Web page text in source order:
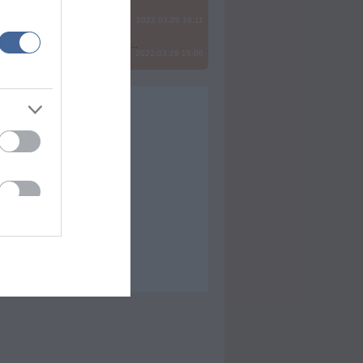
2022.03.29 16:11
Ide minden baromságot...
2022.03.29 16:06